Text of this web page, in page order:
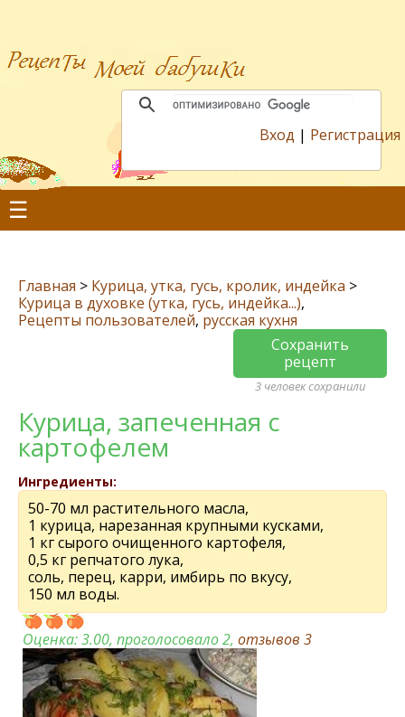
Вход | Регистрация
☰
Главная > Курица, утка, гусь, кролик, индейка >
Курица в духовке (утка, гусь, индейка...),
Рецепты пользователей, русская кухня
Сохранить
рецепт
3 человек сохранили
Курица, запеченная с
картофелем
Ингредиенты:
50-70 мл растительного масла,
1 курица, нарезанная крупными кусками,
1 кг сырого очищенного картофеля,
0,5 кг репчатого лука,
соль, перец, карри, имбирь по вкусу,
150 мл воды.
Оценка:3.00, проголосовало 2, отзывов 3